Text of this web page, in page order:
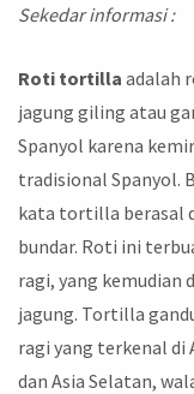
Sekedar informasi :
Roti tortilla adalah
jagung giling atau
Spanyol karena
tradisional Spanyol.
kata tortilla berasal
bundar. Roti ini
ragi, yang
jagung. Tortilla
ragi yang terkenal di
dan Asia Selatan,